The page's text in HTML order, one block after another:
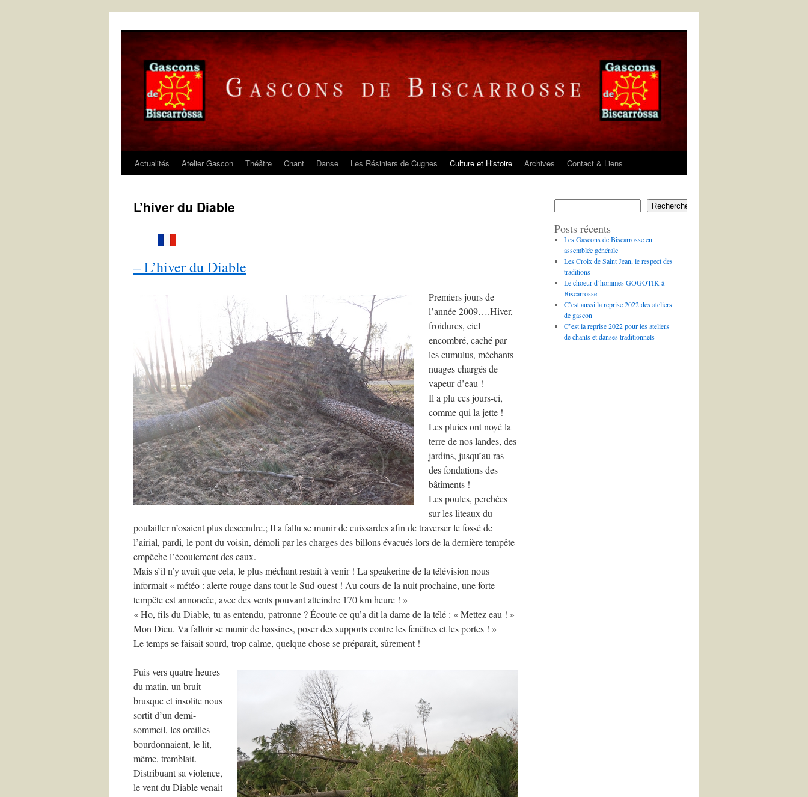
Actualités Atelier Gascon Théâtre Chant Danse Les Résiniers de Cugnes Culture et Histoire Archives Contact & Liens
L’hiver du Diable
–L’hiver du Diable
Premiers jours de
l’année 2009….Hiver,
froidures, ciel
encombré, caché par
les cumulus, méchants
nuages chargés de
vapeur d’eau !
Il a plu ces jours-ci,
comme qui la jette !
Les pluies ont noyé la
terre de nos landes, des
jardins, jusqu’au ras
des fondations des
bâtiments !
Les poules, perchées
sur les liteaux du
poulailler n’osaient plus descendre.; Il a fallu se munir de cuissardes afin de traverser le fossé de
l’airial, pardi, le pont du voisin, démoli par les charges des billons évacués lors de la dernière tempête
empêche l’écoulement des eaux.
Mais s’il n’y avait que cela, le plus méchant restait à venir ! La speakerine de la télévision nous
informait « météo : alerte rouge dans tout le Sud-ouest ! Au cours de la nuit prochaine, une forte
tempête est annoncée, avec des vents pouvant atteindre 170 km heure ! »
« Ho, fils du Diable, tu as entendu, patronne ? Écoute ce qu’a dit la dame de la télé : « Mettez eau ! »
Mon Dieu. Va falloir se munir de bassines, poser des supports contre les fenêtres et les portes ! »
Le temps se faisait sourd, trop calme, quelque chose se préparait, sûrement !
Puis vers quatre heures
du matin, un bruit
brusque et insolite nous
sortit d’un demi-
sommeil, les oreilles
bourdonnaient, le lit,
même, tremblait.
Distribuant sa violence,
le vent du Diable venait
Rechercher
Posts récents
Les Gascons de Biscarrosse en
assemblée générale
Les Croix de Saint Jean, le respect des
traditions
Le choeur d’hommes GOGOTIK à
Biscarrosse
C’est aussi la reprise 2022 des ateliers
de gascon
C’est la reprise 2022 pour les ateliers
de chants et danses traditionnels